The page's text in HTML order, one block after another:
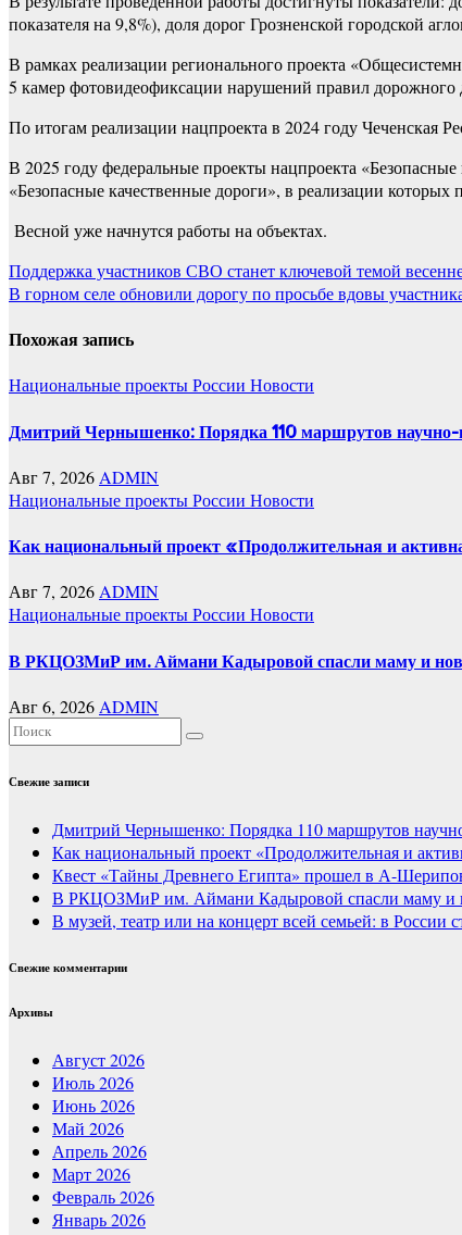
показателя на 9,8%), доля дорог Грозненской городской
В рамках реализации регионального проекта
5 камер фотовидеофиксации нарушений правил дорожного
По итогам реализации нацпроекта в 2024 году
В 2025 году федеральные проекты нацпроекта
«Безопасные качественные дороги», в реализации
Весной уже начнутся работы на объектах.
Навигация
по
записям
Поддержка участников СВО станет ключевой темой
В горном селе обновили дорогу по просьбе вдовы
Похожая запись
Национальные проекты России Новости
Дмитрий Чернышенко: Порядка 110 маршрутов научно-
Авг 7, 2026 ADMIN
Национальные проекты России Новости
Как национальный проект «Продолжительная и
Авг 7, 2026ADMIN
Национальные проекты России Новости
В РКЦОЗМиР им. Аймани Кадыровой спасли маму и
Авг 6, 2026 ADMIN
Свежие записи
Дмитрий Чернышенко: Порядка 110 маршрутов
Как национальный проект «Продолжительная и
Квест «Тайны Древнего Египта» прошел в А-
В РКЦОЗМиР им. Аймани Кадыровой спасли маму и
В музей, театр или на концерт всей семьей: в России
Свежие комментарии
Архивы
Август 2026
Июль 2026
Июнь 2026
Май 2026
Апрель 2026
Март 2026
Февраль 2026
Январь 2026